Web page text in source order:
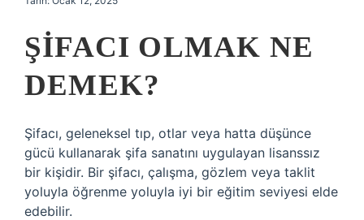
ŞIFACI OLMAK NE
DEMEK?
Şifacı, geleneksel tıp, otlar veya hatta düşünce
gücü kullanarak şifa sanatını uygulayan lisanssız
bir kişidir. Bir şifacı, çalışma, gözlem veya taklit
yoluyla öğrenme yoluyla iyi bir eğitim seviyesi elde
edebilir.